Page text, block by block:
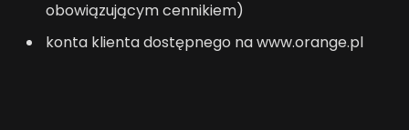
obowiązującym cennikiem)
konta klienta dostępnego na www.orange.pl